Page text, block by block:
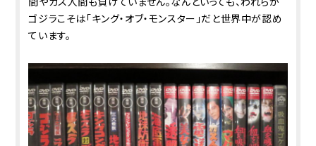
ゴジラこそは「キング・オブ・モンスター」だと世界中が認め
ています。